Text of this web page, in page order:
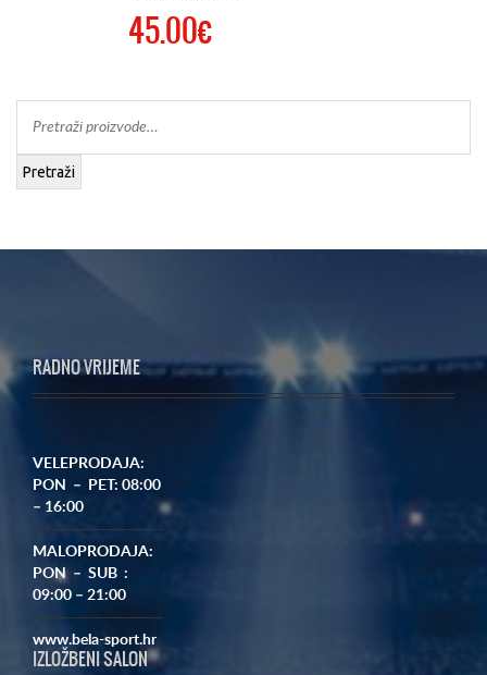
45.00€
Pretraži
RADNO VRIJEME
VELEPRODAJA:
PON – PET: 08:00
– 16:00
MALOPRODAJA:
PON – SUB :
09:00 – 21:00
www.bela-sport.hr
IZLOŽBENI SALON